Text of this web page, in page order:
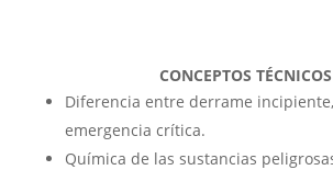
CONCEPTOS TÉCNICOS
Diferencia entre derrame
emergencia crítica.
Química de las sustancias